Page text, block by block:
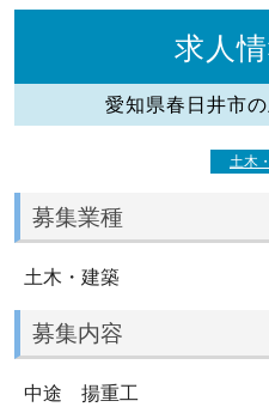
求人
愛知県春日井市
土木
募集業種
土木・建築
募集内容
中途 揚重工